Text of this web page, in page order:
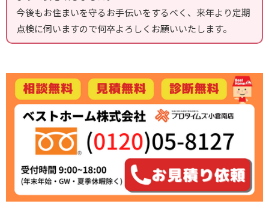
今後もお住まいを守るお手伝いをするべく、来年より定期
点検に伺いますので何卒よろしくお願いいたします。